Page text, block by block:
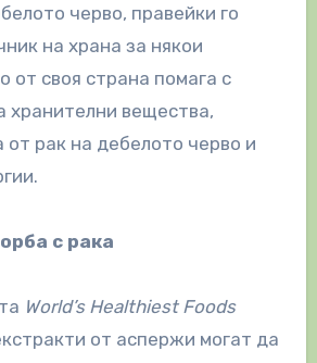
черво, правейки го
на храна за някои
от своя страна помага с
хранителни вещества,
от рак на дебелото черво и
с рака
World’s Healthiest Foods
от аспержи могат да